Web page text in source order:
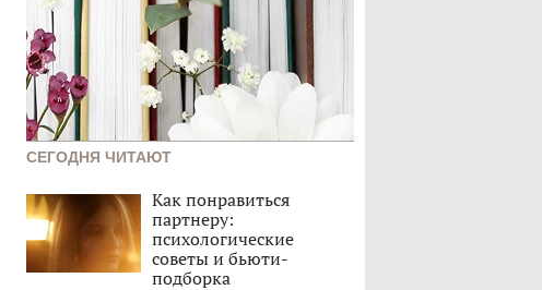
СЕГОДНЯ ЧИТАЮТ
Как понравиться
партнеру:
психологические
советы и бьюти-
подборка